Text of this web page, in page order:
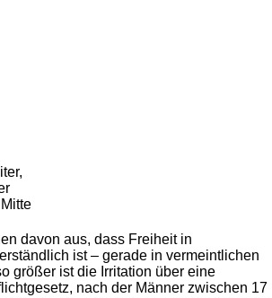
davon aus, dass Freiheit in
ist – gerade in vermeintlichen
größer ist die Irritation über eine
nach der Männer zwischen 17